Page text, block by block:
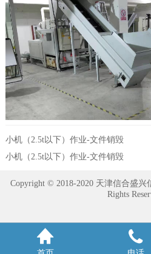
小机（2.5t以下）作业-文件销毁
小机（2.5t以下）作业-文件销毁
Copyright © 2018-2020 天津信合盛
Rights
 